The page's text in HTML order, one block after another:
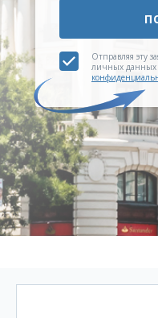
Отправляя эту
личных данных